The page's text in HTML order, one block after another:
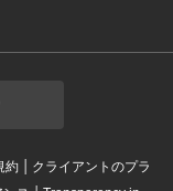
約 | クライアントのプラ